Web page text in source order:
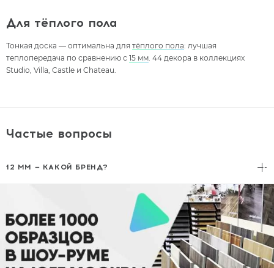
Для тёплого пола
Тонкая доска — оптимальна для тёплого пола: лучшая
теплопередача по сравнению с 15 мм . 44 декора в коллекциях
Studio, Villa, Castle и Chateau.
Частые вопросы
12 ММ — КАКОЙ БРЕНД?